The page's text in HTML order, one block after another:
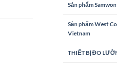
Sản phẩm
Sản phẩm West
Vietnam
THIẾT BỊ ĐO